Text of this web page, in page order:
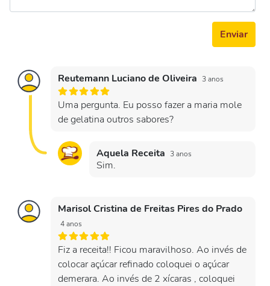
Enviar
Reutemann Luciano de Oliveira 3 anos
Uma pergunta. Eu posso fazer a maria mole
de gelatina outros sabores?
Aquela Receita 3 anos
Sim.
Marisol Cristina de Freitas Pires do Prado
4 anos
Fiz a receita!! Ficou maravilhoso. Ao invés de
colocar açúcar refinado coloquei o açúcar
demerara. Ao invés de 2 xícaras , coloquei